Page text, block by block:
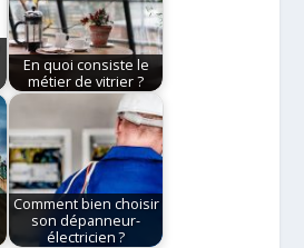
En quoi consiste le
métier de vitrier ?
Comment bien choisir
son dépanneur-
électricien ?